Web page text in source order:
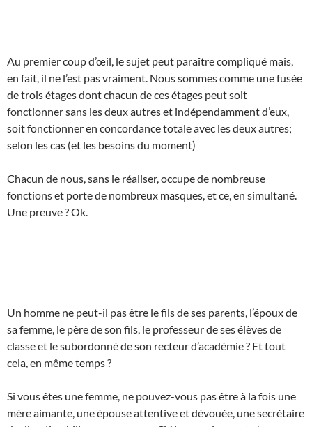
Au premier coup d’œil, le sujet peut paraître compliqué mais,
en fait, il ne l’est pas vraiment. Nous sommes comme une fusée
de trois étages dont chacun de ces étages peut soit
fonctionner sans les deux autres et indépendamment d’eux,
soit fonctionner en concordance totale avec les deux autres;
selon les cas (et les besoins du moment)
Chacun de nous, sans le réaliser, occupe de nombreuse
fonctions et porte de nombreux masques, et ce, en simultané.
Une preuve ? Ok.
Un homme ne peut-il pas être le fils de ses parents, l’époux de
sa femme, le père de son fils, le professeur de ses élèves de
classe et le subordonné de son recteur d’académie ? Et tout
cela, en même temps ?
Si vous êtes une femme, ne pouvez-vous pas être à la fois une
mère aimante, une épouse attentive et dévouée, une secrétaire